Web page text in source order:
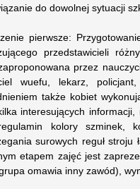
do dowolnej sytuacji
pierwsze:
przedstawicieli
przez
wuefu, lekarz,
także kobiet
interesujących
kolory szminek,
surowych reguł
etapem zajęć jest
omawia inny zawód),